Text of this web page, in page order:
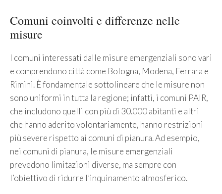
Comuni coinvolti e differenze nelle
misure
I comuni interessati dalle misure emergenziali sono vari
e comprendono città come Bologna, Modena, Ferrara e
Rimini. È fondamentale sottolineare che le misure non
sono uniformi in tutta la regione; infatti, i comuni PAIR,
che includono quelli con più di 30.000 abitanti e altri
che hanno aderito volontariamente, hanno restrizioni
più severe rispetto ai comuni di pianura. Ad esempio,
nei comuni di pianura, le misure emergenziali
prevedono limitazioni diverse, ma sempre con
l’obiettivo di ridurre l’inquinamento atmosferico.